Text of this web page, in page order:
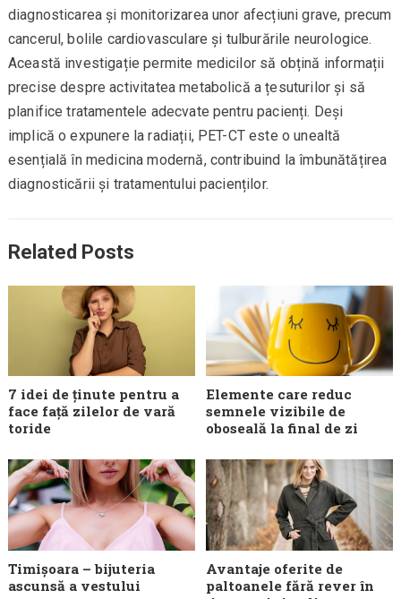
diagnosticarea și monitorizarea unor afecțiuni grave, precum
cancerul, bolile cardiovasculare și tulburările neurologice.
Această investigație permite medicilor să obțină informații
precise despre activitatea metabolică a țesuturilor și să
planifice tratamentele adecvate pentru pacienți. Deși
implică o expunere la radiații, PET-CT este o unealtă
esențială în medicina modernă, contribuind la îmbunătățirea
diagnosticării și tratamentului pacienților.
Related Posts
7 idei de ținute pentru a
face față zilelor de vară
toride
Elemente care reduc
semnele vizibile de
oboseală la final de zi
Timișoara – bijuteria
ascunsă a vestului
Avantaje oferite de
paltoanele fără rever în